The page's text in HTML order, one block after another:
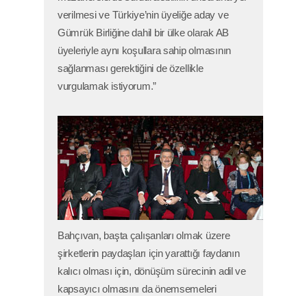
verilmesi ve Türkiye’nin üyeliğe aday ve
Gümrük Birliğine dahil bir ülke olarak AB
üyeleriyle aynı koşullara sahip olmasının
sağlanması gerektiğini de özellikle
vurgulamak istiyorum.”
Bahçıvan, başta çalışanları olmak üzere
şirketlerin paydaşları için yarattığı faydanın
kalıcı olması için, dönüşüm sürecinin adil ve
kapsayıcı olmasını da önemsemeleri